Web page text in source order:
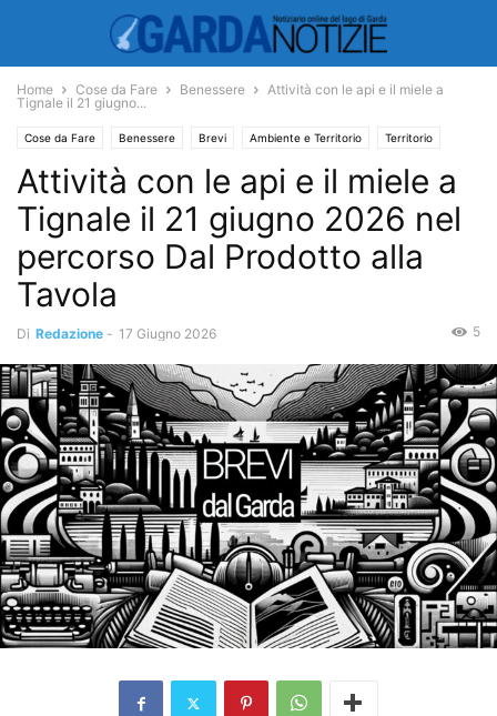
Home Cose da Fare Benessere
Attività con le api e il miele a
Tignale il 21 giugno...
Cose da Fare Benessere Brevi Ambiente e Territorio Territorio
Attività con le api e il miele a
Tignale il 21 giugno 2026 nel
percorso Dal Prodotto alla
Tavola
Di Redazione - 17 Giugno 2026 5